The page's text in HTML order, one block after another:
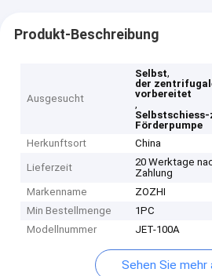
Produkt-Beschreibung
Ausgesucht
Selbst,
der
vorbereitet
,
Förderpumpe
Herkunftsort
China
Lieferzeit
20 Werktage
Zahlung
Markenname
ZOZHI
Min Bestellmenge
1PC
Modellnummer
JET-100A
Sehen Sie mehr